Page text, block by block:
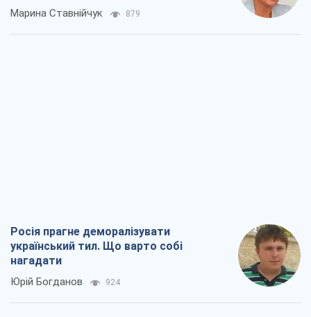
Марина Ставнійчук 879
Росія прагне деморалізувати
український тил. Що варто собі
нагадати
Юрій Богданов 924